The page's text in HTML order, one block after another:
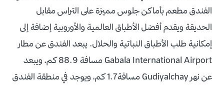
الفندق مطعم بأماكن جلوس مميزة على التراس مقابل
الحديقة ويقدم أفضل الأطباق العالمية والأوروبية إضافة إلى
إمكانية طلب الأطباق النباتية والحلال. يبعد الفندق عن مطار
Gabala International Airport مسافة 88.9 كم، ويبعد
عن نهر Gudiyalchay مسافة1.7 كم، ويوجد في منطقة الفندق